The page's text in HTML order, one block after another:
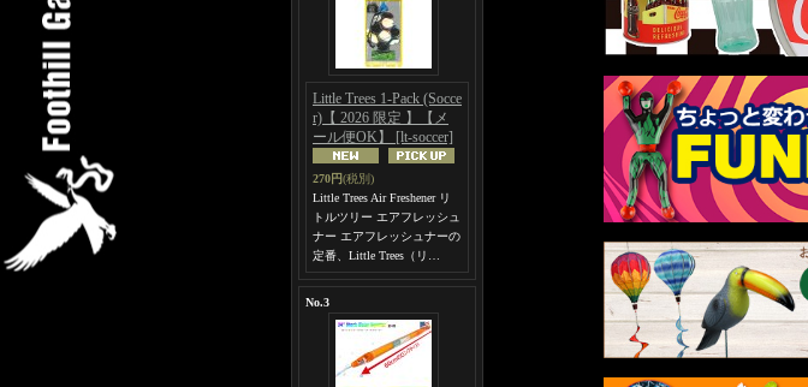
Little Trees 1-Pack (Socce
r)【 2026 限定 】【メ
ール便OK】 [lt-soccer]
270円(税別)
Little Trees Air Freshener リ
トルツリー エアフレッシュ
ナー エアフレッシュナーの
定番、Little Trees（リ…
No.3